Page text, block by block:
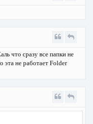
что сразу все папки не
эта не работает Folder